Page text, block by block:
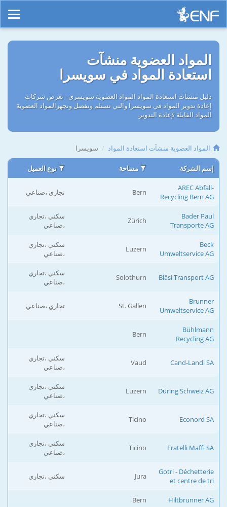
المواد العضوية منشآت
استعادة المواد في سويسرا
دليل منشآت استعادة المواد المواد العضوية سويسري - تعرض شركات
إعادة تدوير المواد في سويسرا والتي تستلم وتفصل وتجهزالمواد العضوية
المواد القابلة لإعادة التدوير.
المواد العضوية منشآت استعادة المواد سويسرا
إسم الشركة مساحة نوع العميل
AREC Abfall-
Recycling Bern AG
Bern تجاري ،صناعي
Bader Paul
Transporte AG
Zürich
سكني ،تجاري
،صناعي
Beck
Umweltservice AG
Luzern
سكني ،تجاري
،صناعي
Bläsi Transport AG
Solothurn
سكني ،تجاري
،صناعي
Brunner
Umweltservice AG
St. Gallen تجاري ،صناعي
Bühlmann
Recycling AG
Bern
Cand-Landi SA
Vaud
سكني ،تجاري
،صناعي
Düring Schweiz AG
Luzern
سكني ،تجاري
،صناعي
Econord SA
Ticino
سكني ،تجاري
،صناعي
Fratelli Maffi SA
Ticino
سكني ،تجاري
،صناعي
Gotri - Déchetterie
et centre de tri
Jura سكني ،تجاري
Hiltbrunner AG
Bern